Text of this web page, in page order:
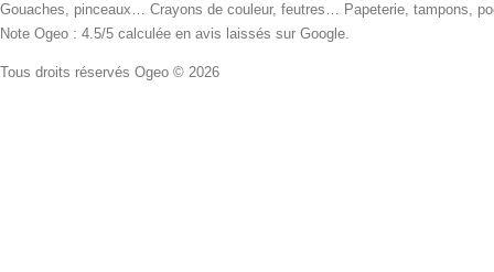
Gouaches, pinceaux… Crayons de couleur, feutres… Papeterie, tampons,
Note Ogeo : 4.5/5 calculée en avis laissés sur Google.
Tous droits réservés Ogeo © 2026